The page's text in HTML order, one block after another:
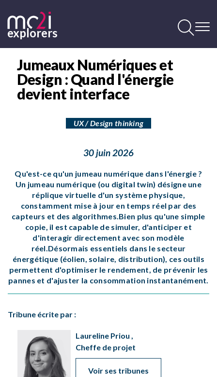
principal
explorers
Contenu
principalJumeaux Numériques et
Design : Quand l'énergie
devient interface
UX / Design thinking
30 juin 2026
Qu'est-ce qu'un jumeau numérique dans l'énergie ?
Un jumeau numérique (ou digital twin) désigne une
réplique virtuelle d'un système physique,
constamment mise à jour en temps réel par des
capteurs et des algorithmes.Bien plus qu'une simple
copie, il est capable de simuler, d'anticiper et
d'interagir directement avec son modèle
réel.Désormais essentiels dans le secteur
énergétique (éolien, solaire, distribution), ces outils
permettent d'optimiser le rendement, de prévenir les
pannes et d'ajuster la consommation instantanément.
Tribune écrite par :
Laureline Priou ,
Cheffe de projet
Voir ses tribunes